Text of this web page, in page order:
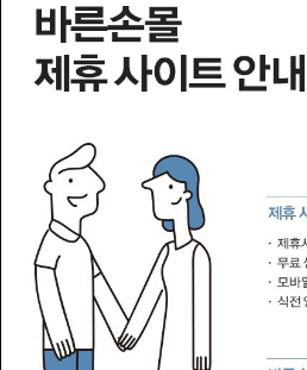
인
트
쿠
문
의
질
문
게
시
판